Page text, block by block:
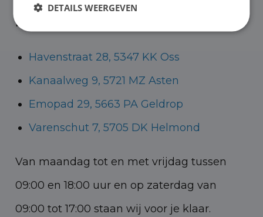
bedrijfswagens.
Havenstraat 28, 5347 KK Oss
Kanaalweg 9, 5721 MZ Asten
Emopad 29, 5663 PA Geldrop
Varenschut 7, 5705 DK Helmond
Van maandag tot en met vrijdag tussen
09:00 en 18:00 uur en op zaterdag van
09:00 tot 17:00 staan wij voor je klaar.
DETAILS WEERGEVEN